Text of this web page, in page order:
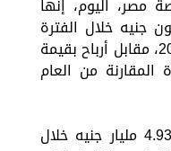
مصر، اليوم، إنها
بلغت 180.64 مليون جنيه خلال الفترة
من يناير حتى نهاية سبتمبر 2024، مقابل أرباح بقيمة
المقارنة من العام
وارتفعت إيرادات النشاط إلى 4.93 مليار جنيه خلال